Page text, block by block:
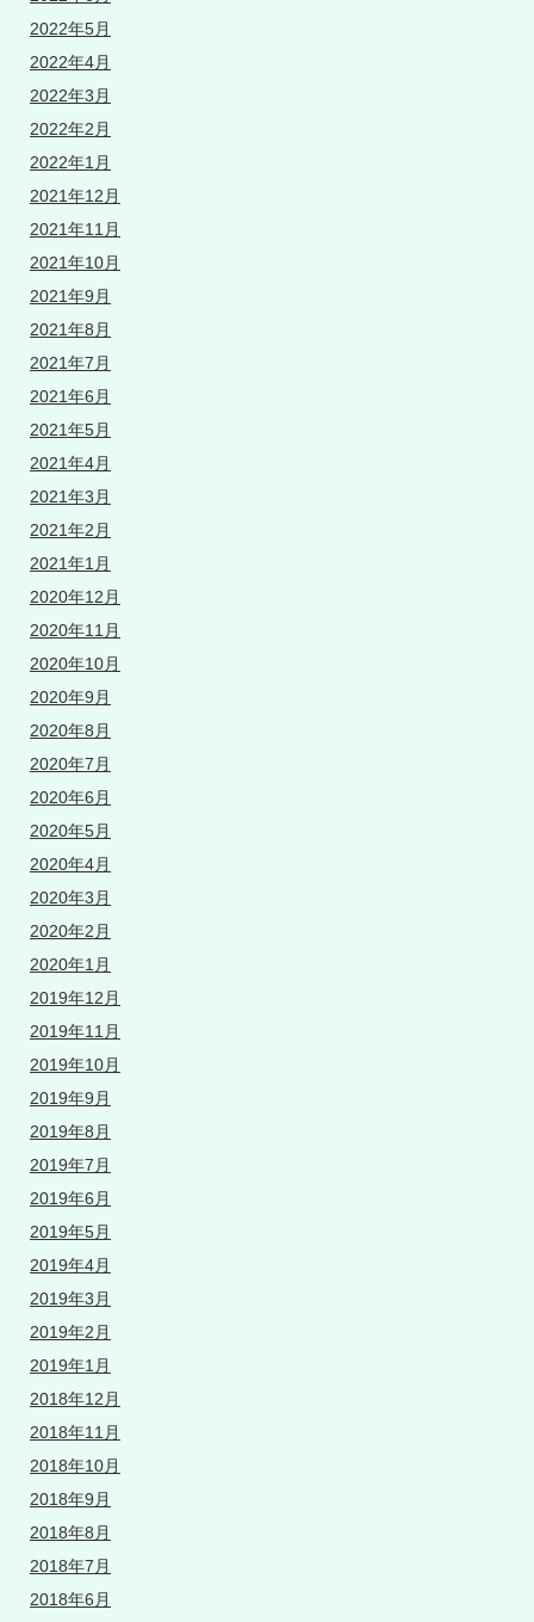
2022年5月
2022年4月
2022年3月
2022年2月
2022年1月
2021年12月
2021年11月
2021年10月
2021年9月
2021年8月
2021年7月
2021年6月
2021年5月
2021年4月
2021年3月
2021年2月
2021年1月
2020年12月
2020年11月
2020年10月
2020年9月
2020年8月
2020年7月
2020年6月
2020年5月
2020年4月
2020年3月
2020年2月
2020年1月
2019年12月
2019年11月
2019年10月
2019年9月
2019年8月
2019年7月
2019年6月
2019年5月
2019年4月
2019年3月
2019年2月
2019年1月
2018年12月
2018年11月
2018年10月
2018年9月
2018年8月
2018年7月
2018年6月